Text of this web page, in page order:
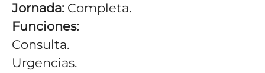
Jornada: Completa.
Funciones:
Consulta.
Urgencias.